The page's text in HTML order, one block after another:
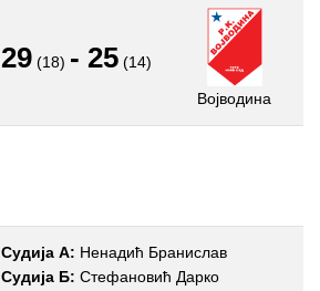
29 (18) - 25 (14)
Војводина
Судија А: Ненадић Бранислав
Судија Б: Стефановић Дарко